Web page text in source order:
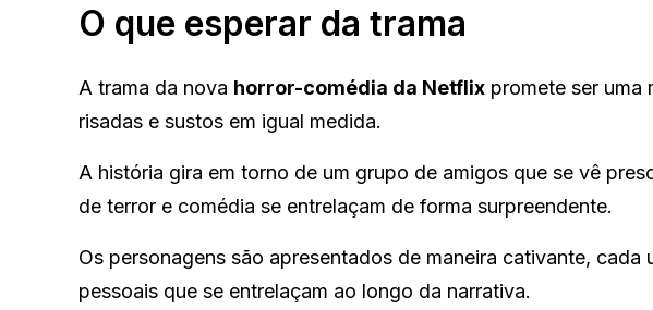
O que esperar da trama
A trama da nova horror-comédia da Netflix promete ser uma
risadas e sustos em igual medida.
A história gira em torno de um grupo de amigos que se vê
de terror e comédia se entrelaçam de forma surpreendente.
Os personagens são apresentados de maneira cativante,
pessoais que se entrelaçam ao longo da narrativa.